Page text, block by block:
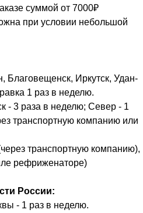
суммой от 7000₽
при условии небольшой
Благовещенск, Иркутск, Удан-
1 раз в неделю.
- 3 раза в неделю; Север - 1
транспортную компанию или
транспортную компанию),
рефриженаторе)
России:
- 1 раз в неделю.